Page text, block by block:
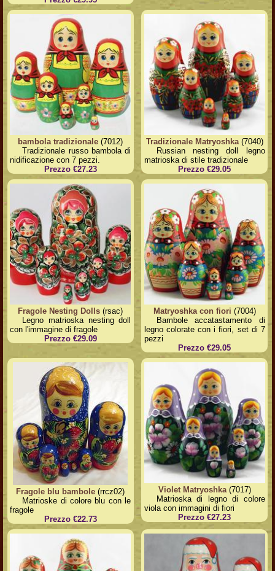
bambola tradizionale (7012)
Tradizionale russo bambola di
nidificazione con 7 pezzi.
Prezzo €27.23
Tradizionale Matryoshka(7040)
Russian nesting doll legno
matrioska di stile tradizionale
Prezzo €29.05
Fragole Nesting Dolls (rsac)
Legno matrioska nesting doll
con l'immagine di fragole
Prezzo €29.09
Matryoshka con fiori (7004)
Bambole accatastamento di
legno colorate con i fiori, set di 7
pezzi
Prezzo €29.05
Fragole blu bambole (rrcz02)
Matrioske di colore blu con le
fragole
Prezzo €22.73
Violet Matryoshka(7017)
Matrioska di legno di colore
viola con immagini di fiori
Prezzo €27.23